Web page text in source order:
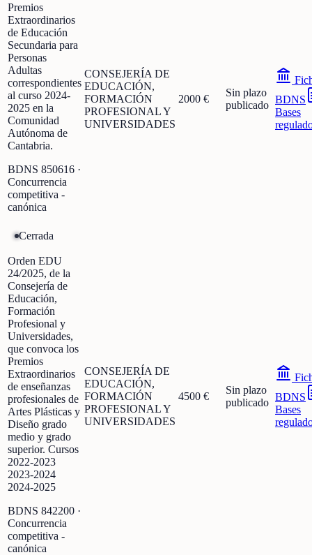
Premios
Extraordinarios
de Educación
Secundaria para
Personas
Adultas
correspondientes
al curso 2024-
2025 en la
Comunidad
Autónoma de
Cantabria.
BDNS 850616 ·
Concurrencia
competitiva -
canónica
CONSEJERÍA DE
EDUCACIÓN,
FORMACIÓN
PROFESIONAL Y
UNIVERSIDADES
2000 €
Sin plazo
publicado BDNS
Bases
Cerrada
Orden EDU
24/2025, de la
Consejería de
Educación,
Formación
Profesional y
Universidades,
que convoca los
Premios
Extraordinarios
de enseñanzas
profesionales de
Artes Plásticas y
Diseño grado
medio y grado
superior. Cursos
2022-2023
2023-2024
2024-2025
BDNS 842200 ·
Concurrencia
competitiva -
canónica
CONSEJERÍA DE
EDUCACIÓN,
FORMACIÓN
PROFESIONAL Y
UNIVERSIDADES
4500 €
Sin plazo
publicado BDNS
Bases